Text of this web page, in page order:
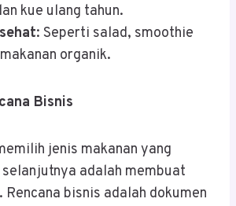
kue ulang tahun.
: Seperti salad, smoothie
organik.
Bisnis
jenis makanan yang
adalah membuat
Rencana bisnis adalah dokumen